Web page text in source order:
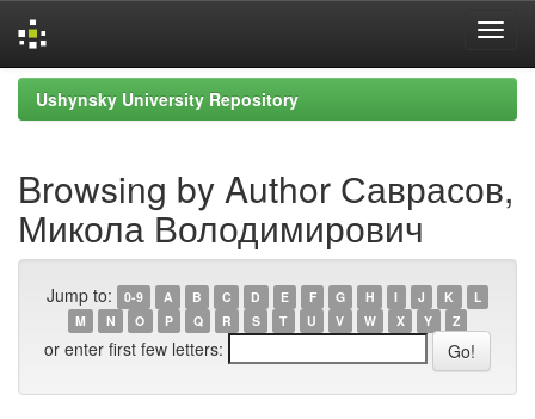
Skip
navigation
Ushynsky University Repository
Browsing by Author Саврасов,
Микола Володимирович
Jump to: 0-9 A B C D E F G H I J K
L
M
N O P Q R S T U V W X Y Z
or enter first few letters: